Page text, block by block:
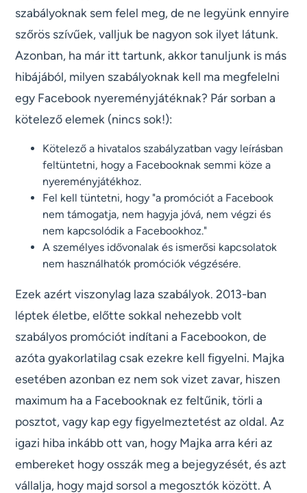
szabályoknak sem felel meg, de ne legyünk ennyire
szőrös szívűek, valljuk be nagyon sok ilyet látunk.
Azonban, ha már itt tartunk, akkor tanuljunk is más
hibájából, milyen szabályoknak kell ma megfelelni
egy Facebook nyereményjátéknak? Pár sorban a
kötelező elemek (nincs sok!):
Kötelező a hivatalos szabályzatban vagy leírásban
feltüntetni, hogy a Facebooknak semmi köze a
nyereményjátékhoz.
Fel kell tüntetni, hogy "a promóciót a Facebook
nem támogatja, nem hagyja jóvá, nem végzi és
nem kapcsolódik a Facebookhoz."
A személyes idővonalak és ismerősi kapcsolatok
nem használhatók promóciók végzésére.
Ezek azért viszonylag laza szabályok. 2013-ban
léptek életbe, előtte sokkal nehezebb volt
szabályos promóciót indítani a Facebookon, de
azóta gyakorlatilag csak ezekre kell figyelni. Majka
esetében azonban ez nem sok vizet zavar, hiszen
maximum ha a Facebooknak ez feltűnik, törli a
posztot, vagy kap egy figyelmeztetést az oldal. Az
igazi hiba inkább ott van, hogy Majka arra kéri az
embereket hogy osszák meg a bejegyzését, és azt
vállalja, hogy majd sorsol a megosztók között. A